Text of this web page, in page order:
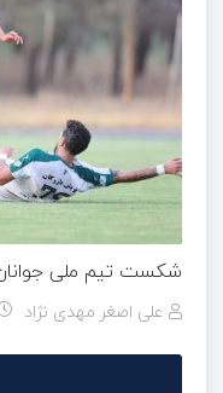
شکست تیم ملی
علی اصغر مهدی نژاد